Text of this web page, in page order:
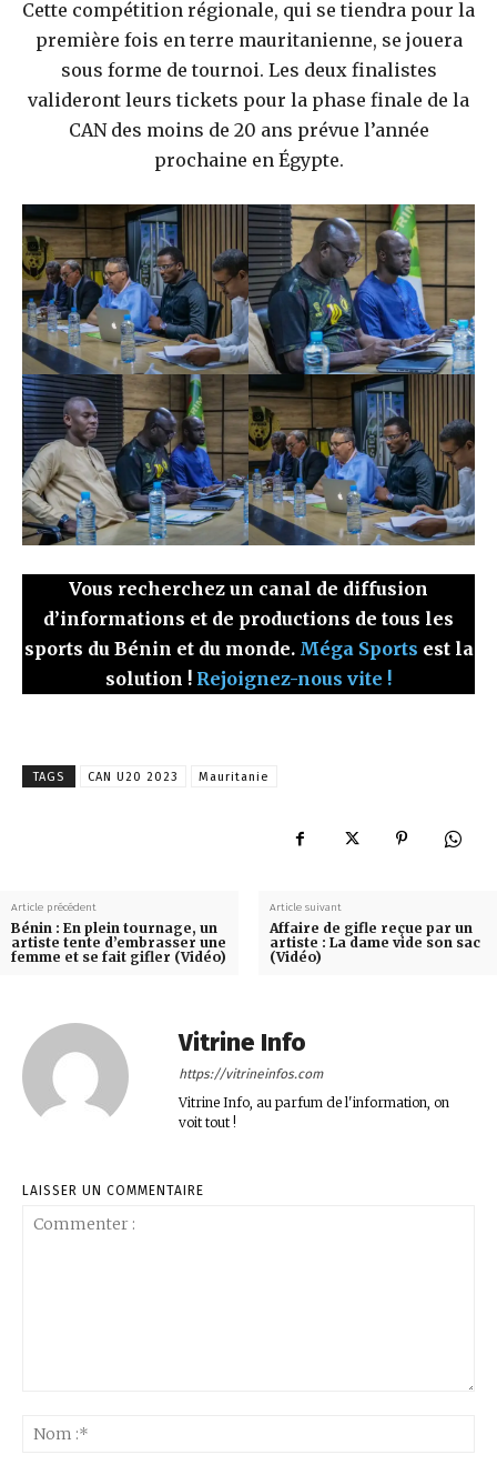
Cette compétition régionale, qui se tiendra pour la
première fois en terre mauritanienne, se jouera
sous forme de tournoi. Les deux finalistes
valideront leurs tickets pour la phase finale de la
CAN des moins de 20 ans prévue l’année
prochaine en Égypte.
Vous recherchez un canal de diffusion
d’informations et de productions de tous les
sports du Bénin et du monde. Méga Sports est la
solution ! Rejoignez-nous vite !
TAGS CAN U20 2023 Mauritanie
Article précédent
Bénin : En plein tournage, un
artiste tente d’embrasser une
femme et se fait gifler (Vidéo)
Article suivant
Affaire de gifle reçue par un
artiste : La dame vide son sac
(Vidéo)
Vitrine Info
https://vitrineinfos.com
Vitrine Info, au parfum de l'information, on
voit tout !
LAISSER UN COMMENTAIRE